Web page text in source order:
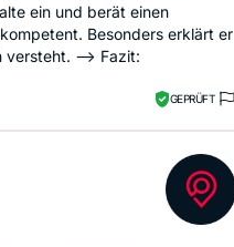
ein und berät einen
Besonders erklärt er
versteht. --> Fazit:
GEPRÜFT